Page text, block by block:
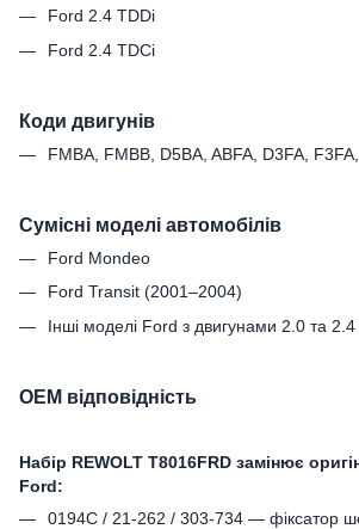
Ford 2.4 TDDi
Ford 2.4 TDCi
Коди двигунів
FMBA, FMBB, D5BA, ABFA, D3FA,
Сумісні моделі автомобілів
Ford Mondeo
Ford Transit (2001–2004)
Інші моделі Ford з двигунами 2.0 та
OEM відповідність
Набір REWOLT T8016FRD замінює
Ford:
0194C / 21-262 / 303-734 — фіксатор